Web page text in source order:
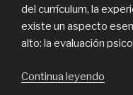
del currículum, la
existe un aspecto
alto: la evaluación
Continua leyendo